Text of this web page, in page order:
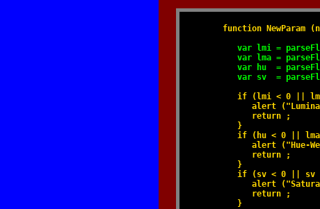
function NewParam
var lmi =
var lma =
var hu  =
var sv  =
if (lmi < 0 ||
alert
            return ;
         }
if (hu < 0 ||
alert ("Hue-
            return ;
         }
if (sv < 0 || sv
alert
            return ;
         }